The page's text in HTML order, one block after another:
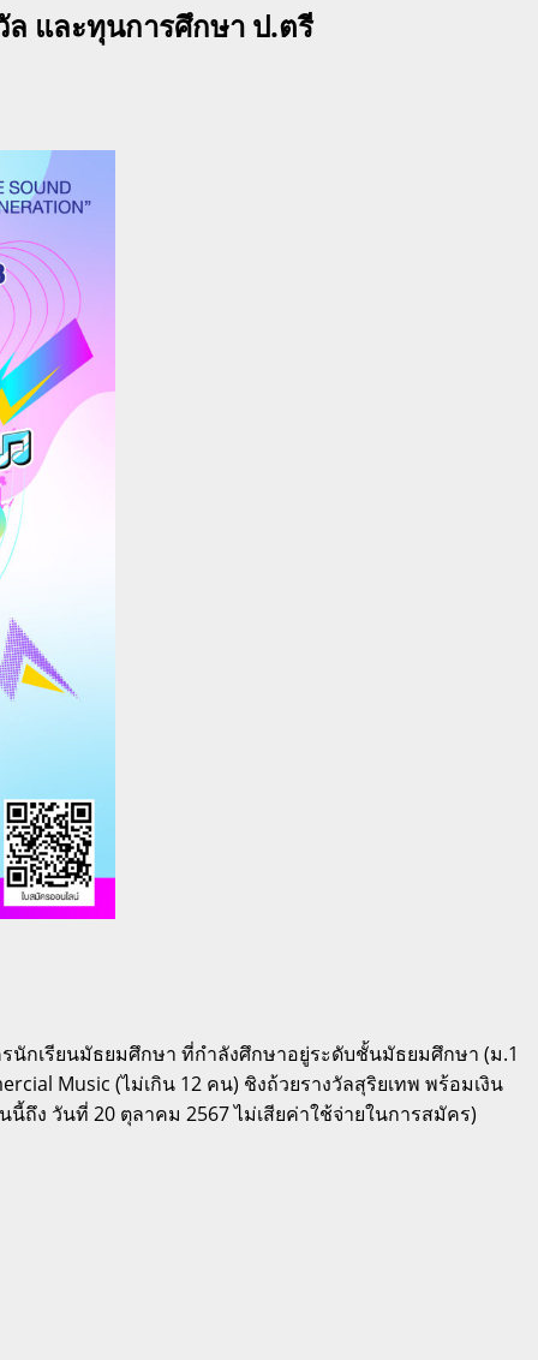
ล และทุนการศึกษา ป.ตรี
นักเรียนมัธยมศึกษา ที่กำลังศึกษาอยู่ระดับชั้นมัธยมศึกษา (ม.1
Music (ไม่เกิน 12 คน) ชิงถ้วยรางวัลสุริยเทพ พร้อมเงิน
ง วันที่ 20 ตุลาคม 2567 ไม่เสียค่าใช้จ่ายในการสมัคร)